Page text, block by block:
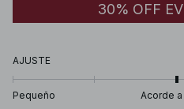
30% OFF
AJUSTE
Pequeño Acorde a